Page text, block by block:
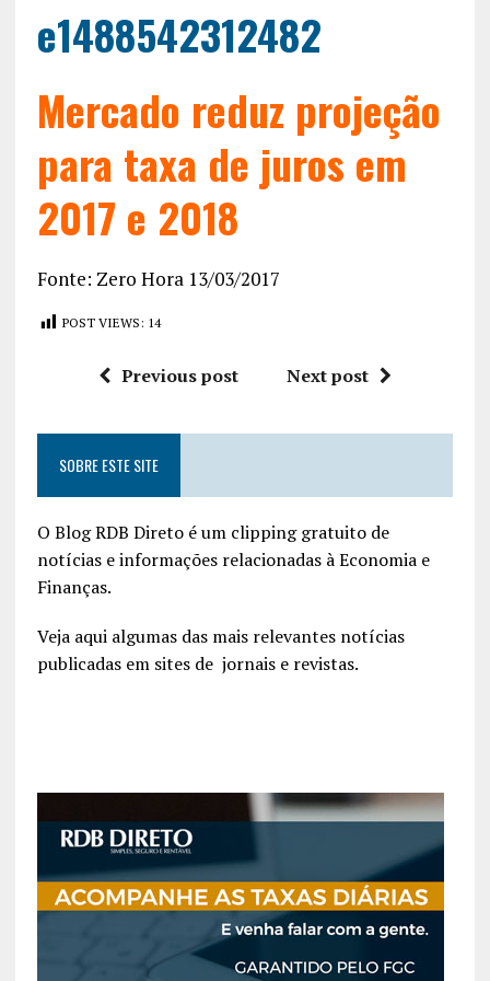
Mercado reduz projeção
para taxa de juros em
2017 e 2018
Fonte: Zero Hora 13/03/2017
POST VIEWS: 14
Previous post Next post
SOBRE ESTE SITE
O Blog RDB Direto é um clipping gratuito de
notícias e informações relacionadas à Economia e
Finanças.
Veja aqui algumas das mais relevantes notícias
publicadas em sites de jornais e revistas.